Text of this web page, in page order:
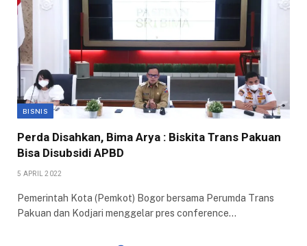
BISNIS
Perda Disahkan, Bima Arya : Biskita Trans Pakuan
Bisa Disubsidi APBD
5 APRIL 2022
Pemerintah Kota (Pemkot) Bogor bersama Perumda Trans
Pakuan dan Kodjari menggelar pres conference…